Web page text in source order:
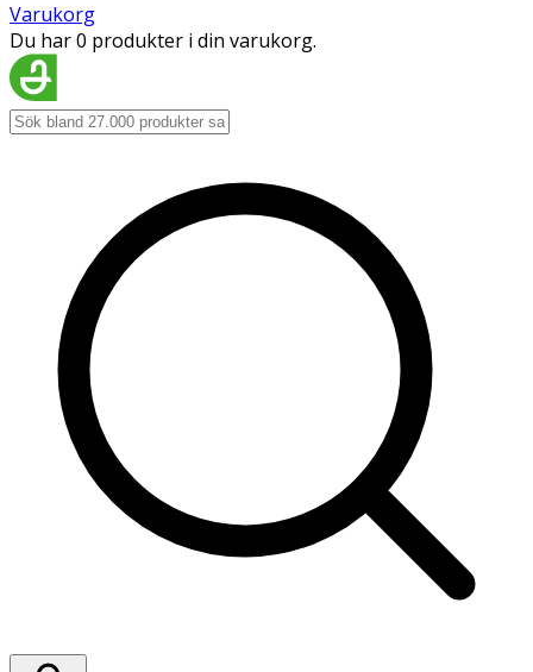
Varukorg
Du har 0 produkter i din varukorg.